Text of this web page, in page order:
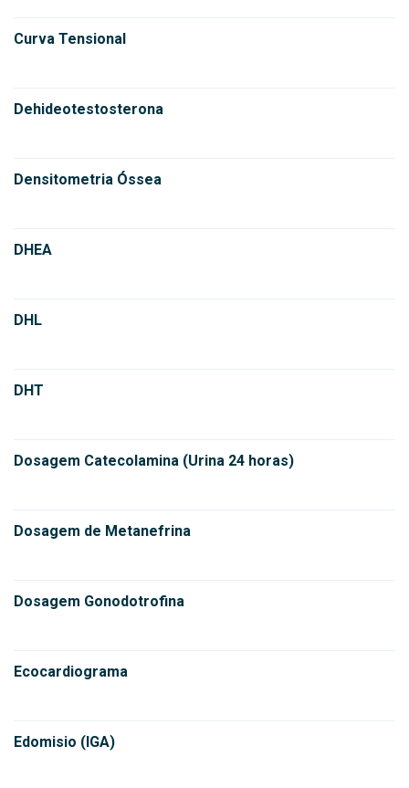
Curva Tensional
Dehideotestosterona
Densitometria Óssea
DHEA
DHL
DHT
Dosagem Catecolamina (Urina 24 horas)
Dosagem de Metanefrina
Dosagem Gonodotrofina
Ecocardiograma
Edomisio (IGA)